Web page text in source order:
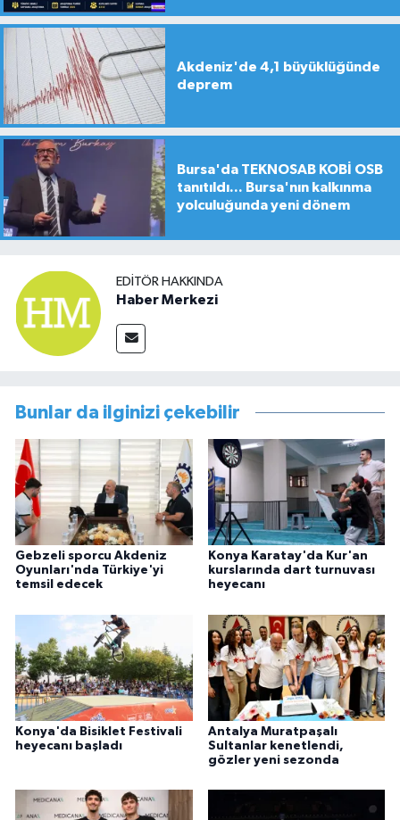
Akdeniz'de 4,1 büyüklüğünde
deprem
Bursa'da TEKNOSAB KOBİ OSB
tanıtıldı... Bursa'nın kalkınma
yolculuğunda yeni dönem
EDITÖR HAKKINDA
Haber Merkezi
Bunlar da ilginizi çekebilir
Gebzeli sporcu Akdeniz
Oyunları'nda Türkiye'yi
temsil edecek
Konya Karatay'da Kur'an
kurslarında dart turnuvası
heyecanı
Konya'da Bisiklet Festivali
heyecanı başladı
Antalya Muratpaşalı
Sultanlar kenetlendi,
gözler yeni sezonda